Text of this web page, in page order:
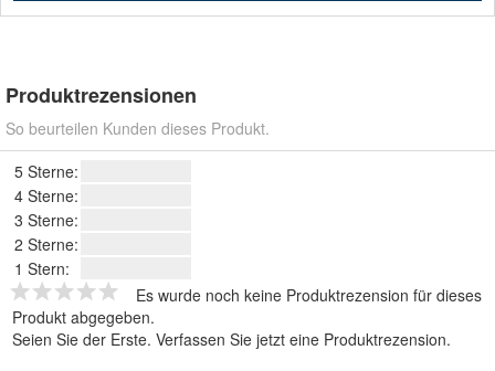
Produktrezensionen
So beurteilen Kunden dieses Produkt.
5 Sterne:
4 Sterne:
3 Sterne:
2 Sterne:
1 Stern:
Es wurde noch keine Produktrezension für dieses
Produkt abgegeben.
Seien Sie der Erste. Verfassen Sie jetzt eine Produktrezension.